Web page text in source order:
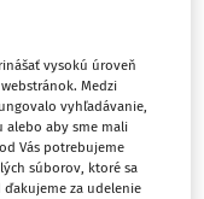
kriminológie
vysokú úroveň
Medzi
vyhľadávanie,
alebo aby sme mali
Vás potrebujeme
súborov, ktoré sa
za udelenie